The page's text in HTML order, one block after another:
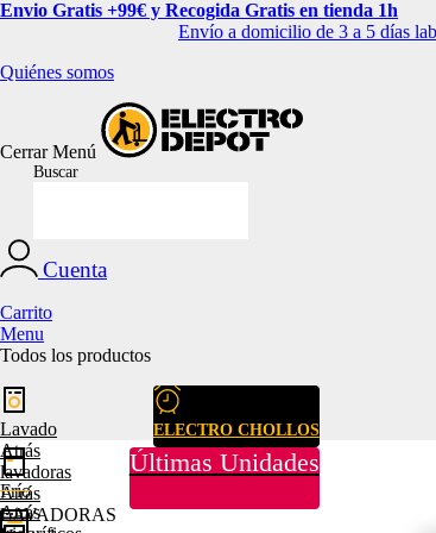
Envio Gratis +99€ y Recogida Gratis en tienda 1h
Envío a domicilio de 3 a 5 días
Quiénes somos
CerrarMenú
Buscar
Cuenta
Carrito
Menu
Todos los productos
ELECTRO CHOLLOS
Últimas Unidades
Lavado
Atrás
lavadoras
Atrás
LAVADORAS
Frío
Atrás